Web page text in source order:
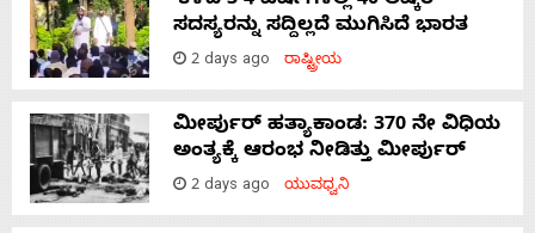
ಸದಸ್ಯರನ್ನು ಸದ್ದಿಲ್ಲದೆ ಮುಗಿಸಿದೆ ಭಾರತ
2 days ago ರಾಷ್ಟ್ರೀಯ
ಮೀರ್ಪುರ್ ಹತ್ಯಾಕಾಂಡ: 370 ನೇ ವಿಧಿಯ
ಅಂತ್ಯಕ್ಕೆ ಆರಂಭ ನೀಡಿತ್ತು ಮೀರ್ಪುರ್
2 days ago ಯುವಧ್ವನಿ